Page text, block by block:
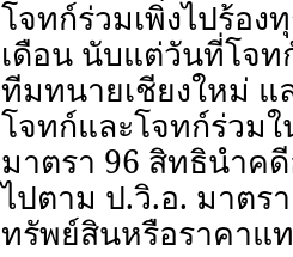
โจทก์ร่วมเพิ่งไปร้อ
เดือน นับแต่วันที่โจท
ทีมทนายเชียงใหม่ แ
โจทก์และโจทก์ร่วม
มาตรา 96 สิทธินำค
ไปตาม ป.วิ.อ. มาตร
ทรัพย์สินหรือราคาแ